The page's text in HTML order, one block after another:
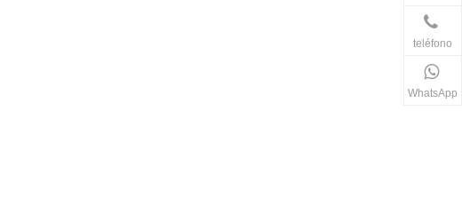
teléfono
WhatsApp